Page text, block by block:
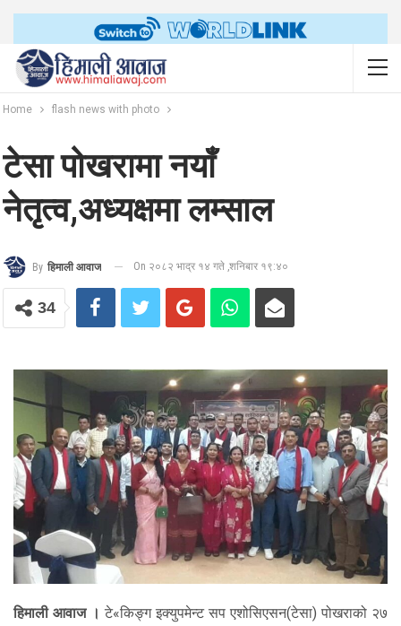
Home flash news with photo
टेसा पोखरामा नयाँ
नेतृत्व,अध्यक्षमा लम्साल
By हिमाली आवाज On २०८२ भाद्र १४ गते ,शनिबार १९:४०
34
हिमाली आवाज । टे«किङ्ग इक्युपमेन्ट सप एशोसिएसन(टेसा) पोखराको २७